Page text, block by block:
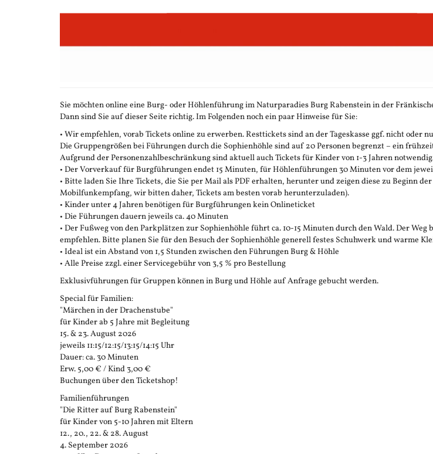
Sie möchten online eine Burg- oder Höhlenführung im Naturparadies Burg Rabenstein in der
Dann sind Sie auf dieser Seite richtig. Im Folgenden noch ein paar Hinweise für Sie:
• Wir empfehlen, vorab Tickets online zu erwerben. Resttickets sind an der Tageskasse ggf. nicht oder
Die Gruppengrößen bei Führungen durch die Sophienhöhle sind auf 20 Personen begrenzt – ein
Aufgrund der Personenzahlbeschränkung sind aktuell auch Tickets für Kinder von 1-3 Jahren
• Der Vorverkauf für Burgführungen endet 15 Minuten, für Höhlenführungen 30 Minuten vor dem
• Bitte laden Sie Ihre Tickets, die Sie per Mail als PDF erhalten, herunter und zeigen diese zu Beginn
Mobilfunkempfang, wir bitten daher, Tickets am besten vorab herunterzuladen).
• Kinder unter 4 Jahren benötigen für Burgführungen kein Onlineticket
• Die Führungen dauern jeweils ca. 40 Minuten
• Der Fußweg von den Parkplätzen zur Sophienhöhle führt ca. 10-15 Minuten durch den Wald. Der
empfehlen. Bitte planen Sie für den Besuch der Sophienhöhle generell festes Schuhwerk und warme
• Ideal ist ein Abstand von 1,5 Stunden zwischen den Führungen Burg & Höhle
• Alle Preise zzgl. einer Servicegebühr von 3,5 % pro Bestellung
Exklusivführungen für Gruppen können in Burg und Höhle auf Anfrage gebucht werden.
Special für Familien:
"Märchen in der Drachenstube"
für Kinder ab 5 Jahre mit Begleitung
15. & 23. August 2026
jeweils 11:15/12:15/13:15/14:15 Uhr
Dauer: ca. 30 Minuten
Erw. 5,00 € / Kind 3,00 €
Buchungen über den Ticketshop!
Familienführungen
"Die Ritter auf Burg Rabenstein"
für Kinder von 5-10 Jahren mit Eltern
12., 20., 22. & 28. August
4. September 2026